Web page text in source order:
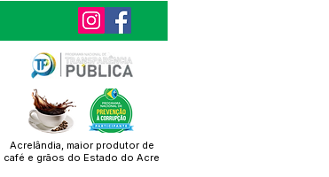
Acrelândia, maior produtor de
café e grãos do Estado do Acre